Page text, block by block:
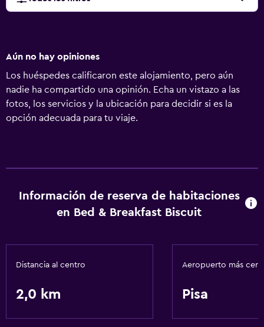
Aún no hay opiniones
Los huéspedes calificaron este alojamiento, pero aún
nadie ha compartido una opinión. Echa un vistazo a las
fotos, los servicios y la ubicación para decidir si es la
opción adecuada para tu viaje.
Información de reserva de habitaciones
en Bed & Breakfast Biscuit
Distancia al centro
2,0 km
Aeropuerto más
Pisa